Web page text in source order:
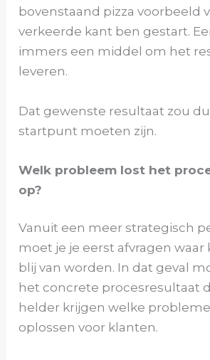
bovenstaand pizza voorbeeld
verkeerde kant ben gestart.
immers een middel om het
leveren.
Dat gewenste resultaat zou
startpunt moeten zijn.
Welk probleem lost het
op?
Vanuit een meer strategisch
moet je je eerst afvragen
blij van worden. In dat geval
het concrete procesresultaat
helder krijgen welke
oplossen voor klanten.